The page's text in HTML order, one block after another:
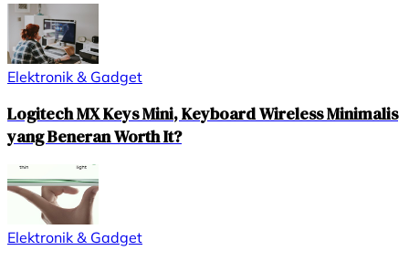
Elektronik & Gadget
Logitech MX Keys Mini, Keyboard Wireless Minimalis
yang Beneran Worth It?
Elektronik & Gadget